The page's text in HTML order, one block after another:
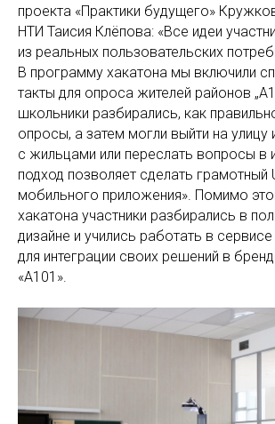
проекта «Практики будущего»
НТИ Таисия Клёпова: «Все идеи
из реальных пользовательских
В программу хакатона мы включили
такты для опроса жителей районов
школьники разбирались, как
опросы, а затем могли выйти на
с жильцами или переслать вопросы в
подход позволяет сделать грамотный
мобильного приложения». Помимо
хакатона участники разбирались в
дизайне и учились работать в
для интеграции своих решений в
«А101».